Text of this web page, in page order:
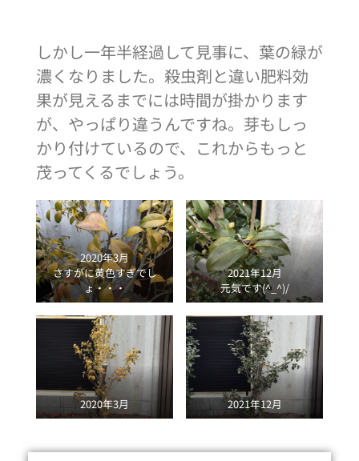
しかし一年半経過して見事に、葉の緑が
濃くなりました。殺虫剤と違い肥料効
果が見えるまでには時間が掛かります
が、やっぱり違うんですね。芽もしっ
かり付けているので、これからもっと
茂ってくるでしょう。
2020年3月
さすがに黄色すぎでし
ょ・・・
2021年12月
元気です(^_^)/
2020年3月 2021年12月